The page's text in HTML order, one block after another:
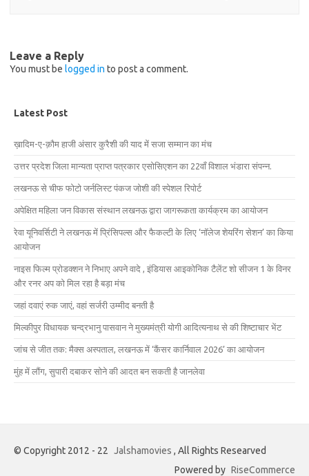
Leave a Reply
You must be logged in to post a comment.
Latest Post
ख़ादिम-ए-क़ौम हाजी अंसार कुरैशी की याद में सजा सम्मान का मंच
उत्तर प्रदेश जिला मान्यता प्राप्त पत्रकार एसोसिएशन का 22वाँ विशाल भंडारा संपन्न.
लखनऊ से चीफ फोटो जर्नलिस्ट पंकज जोशी की स्पेशल रिपोर्ट
अपेक्षित महिला जन विकास संस्थान लखनऊ द्वारा जागरूकता कार्यक्रम का आयोजन
रेवा यूनिवर्सिटी ने लखनऊ में प्रिंसिपल्स और फैकल्टी के लिए ‘नॉलेज शेयरिंग सेशन’ का किया
आयोजन
नाइस फिल्म प्रोडक्शन ने निभाए अपने वादे , इंडियास आइकोनिक टैलेंट शो सीजन 1 के विनर
और रनर अप को मिल रहा है बड़ा मंच
जहां दवाएं रुक जाएं, वहां सर्जरी उम्मीद बनती है
मिल्कीपुर विधायक चन्द्रभानु पासवान ने मुख्यमंत्री योगी आदित्यनाथ से की शिष्टाचार भेंट
जांच से जीत तक: मैक्स अस्पताल, लखनऊ में ‘कैंसर कार्निवाल 2026’ का आयोजन
मुंह में लौंग, सुपारी दबाकर सोने की आदत बन सकती है जानलेवा
© Copyright 2012 - 22 Jalshamovies , All Rights Researved
Powered by RiseCommerce